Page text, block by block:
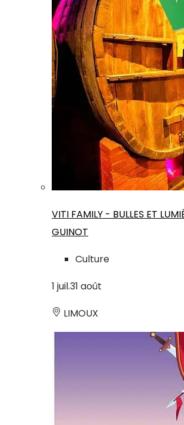
VITI FAMILY - BULLES ET
GUINOT
Culture
1 juil.31 août
LIMOUX